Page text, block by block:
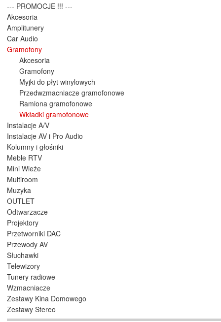
--- PROMOCJE !!! ---
Akcesoria
Amplitunery
Car Audio
Gramofony
Akcesoria
Gramofony
Myjki do płyt winylowych
Przedwzmacniacze gramofonowe
Ramiona gramofonowe
Wkładki gramofonowe
Instalacje A/V
Instalacje AV i Pro Audio
Kolumny i głośniki
Meble RTV
Mini Wieże
Multiroom
Muzyka
OUTLET
Odtwarzacze
Projektory
Przetworniki DAC
Przewody AV
Słuchawki
Telewizory
Tunery radiowe
Wzmacniacze
Zestawy Kina Domowego
Zestawy Stereo